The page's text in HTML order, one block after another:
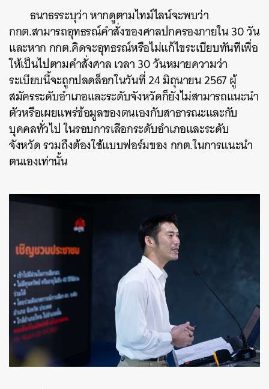
ธนาธรระบุว่า หากดูตามไทม์ไลน์จะพบว่า
กกต.สามารถอุทธรณ์คำสั่งของศาลปกครองภายใน 30 วัน
และหาก กกต.คิดจะอุทธรณ์หรือไม่แก้ไขระเบียบทันทีเพื่อ
ให้เป็นไปตามคำสั่งศาล เวลา 30 วันหมายความว่า
ระเบียบนี้จะถูกปลดล็อกในวันที่ 24 มิถุนายน 2567 ผู้
สมัครระดับอำเภอและระดับจังหวัดก็ยังไม่สามารถแนะนำ
ตัวหรือเผยแพร่ข้อมูลของตนเองกับสาธารณะและกับ
บุคคลทั่วไป ในรอบการเลือกระดับอำเภอและระดับ
จังหวัด รวมถึงต้องใช้แบบฟอร์มของ กกต.ในการแนะนำ
ตนเองเท่านั้น